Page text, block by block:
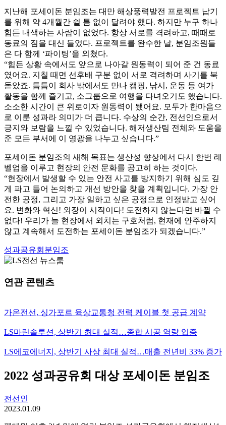
지난해 포세이돈 분임조는 대만 해상풍력발전 프로젝트 납기
를 위해 약 4개월간 쉴 틈 없이 달려야 했다. 하지만 누구 하나
힘든 내색하는 사람이 없었다. 항상 서로를 격려하고, 때때로
동료의 짐을 대신 들었다. 프로젝트를 완수한 날, 분임조원들
은 다 함께 ‘파이팅’을 외쳤다.
“힘든 상황 속에서도 앞으로 나아갈 원동력이 되어 준 건 동료
였어요. 지칠 때면 선후배 구분 없이 서로 격려하며 사기를 북
돋았죠. 틈틈이 회사 밖에서도 만나 캠핑, 낚시, 운동 등 여가
활동을 함께 즐기고, 소그룹으로 여행을 다녀오기도 했습니다.
소소한 시간이 큰 위로이자 원동력이 됐어요. 모두가 한마음으
로 이룬 성과라 의미가 더 큽니다. 수상의 순간, 전선인으로서
긍지와 보람을 느낄 수 있었습니다. 해저생산팀 전체와 도움을
준 모든 부서에 이 영광을 나누고 싶습니다.”
포세이돈 분임조의 새해 목표는 생산성 향상에서 다시 한번 레
벨업을 이루고 현장의 안전 문화를 공고히 하는 것이다.
“현장에서 발생할 수 있는 안전 사고를 방지하기 위해 심도 깊
게 파고 들어 논의하고 개선 방안을 찾을 계획입니다. 가장 안
전한 공정, 그리고 가장 일하고 싶은 공정으로 인정받고 싶어
요. 변화와 혁신! 외장이 시작이다! 도전하지 않는다면 바뀔 수
없다! 우리가 늘 현장에서 외치는 구호처럼, 현재에 안주하지
않고 계속해서 도전하는 포세이돈 분임조가 되겠습니다.”
성과공유회분임조
연관 콘텐츠
가온전선, 싱가포르 육상교통청 전력 케이블 첫 공급 계약
LS마린솔루션, 상반기 최대 실적…종합 시공 역량 입증
LS에코에너지, 상반기 사상 최대 실적…매출 전년비 33% 증가
2022 성과공유회 대상 포세이돈 분임조
전선인
2023.01.09